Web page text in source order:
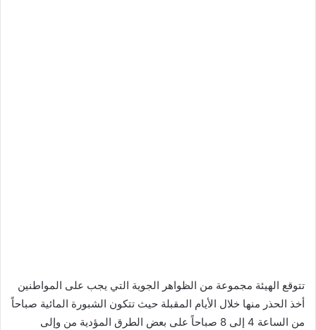
تتوقع الهيئة مجموعة من الظواهر الجوية التي يجب على المواطنين
أخذ الحذر منها خلال الأيام المقبلة حيث تتكون الشبورة المائية صباحاً
من الساعة 4 إلى 8 صباحاً على بعض الطرق المؤدية من وإلى